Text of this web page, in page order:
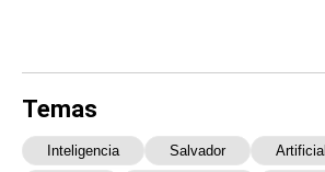
Temas
Inteligencia Salvador Artificial